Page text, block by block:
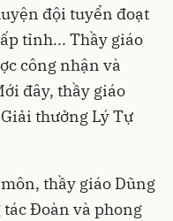
đội tuyển đoạt
tỉnh... Thầy giáo
công nhận và
đây, thầy giáo
thưởng Lý Tự
thầy giáo Dũng
Đoàn và phong